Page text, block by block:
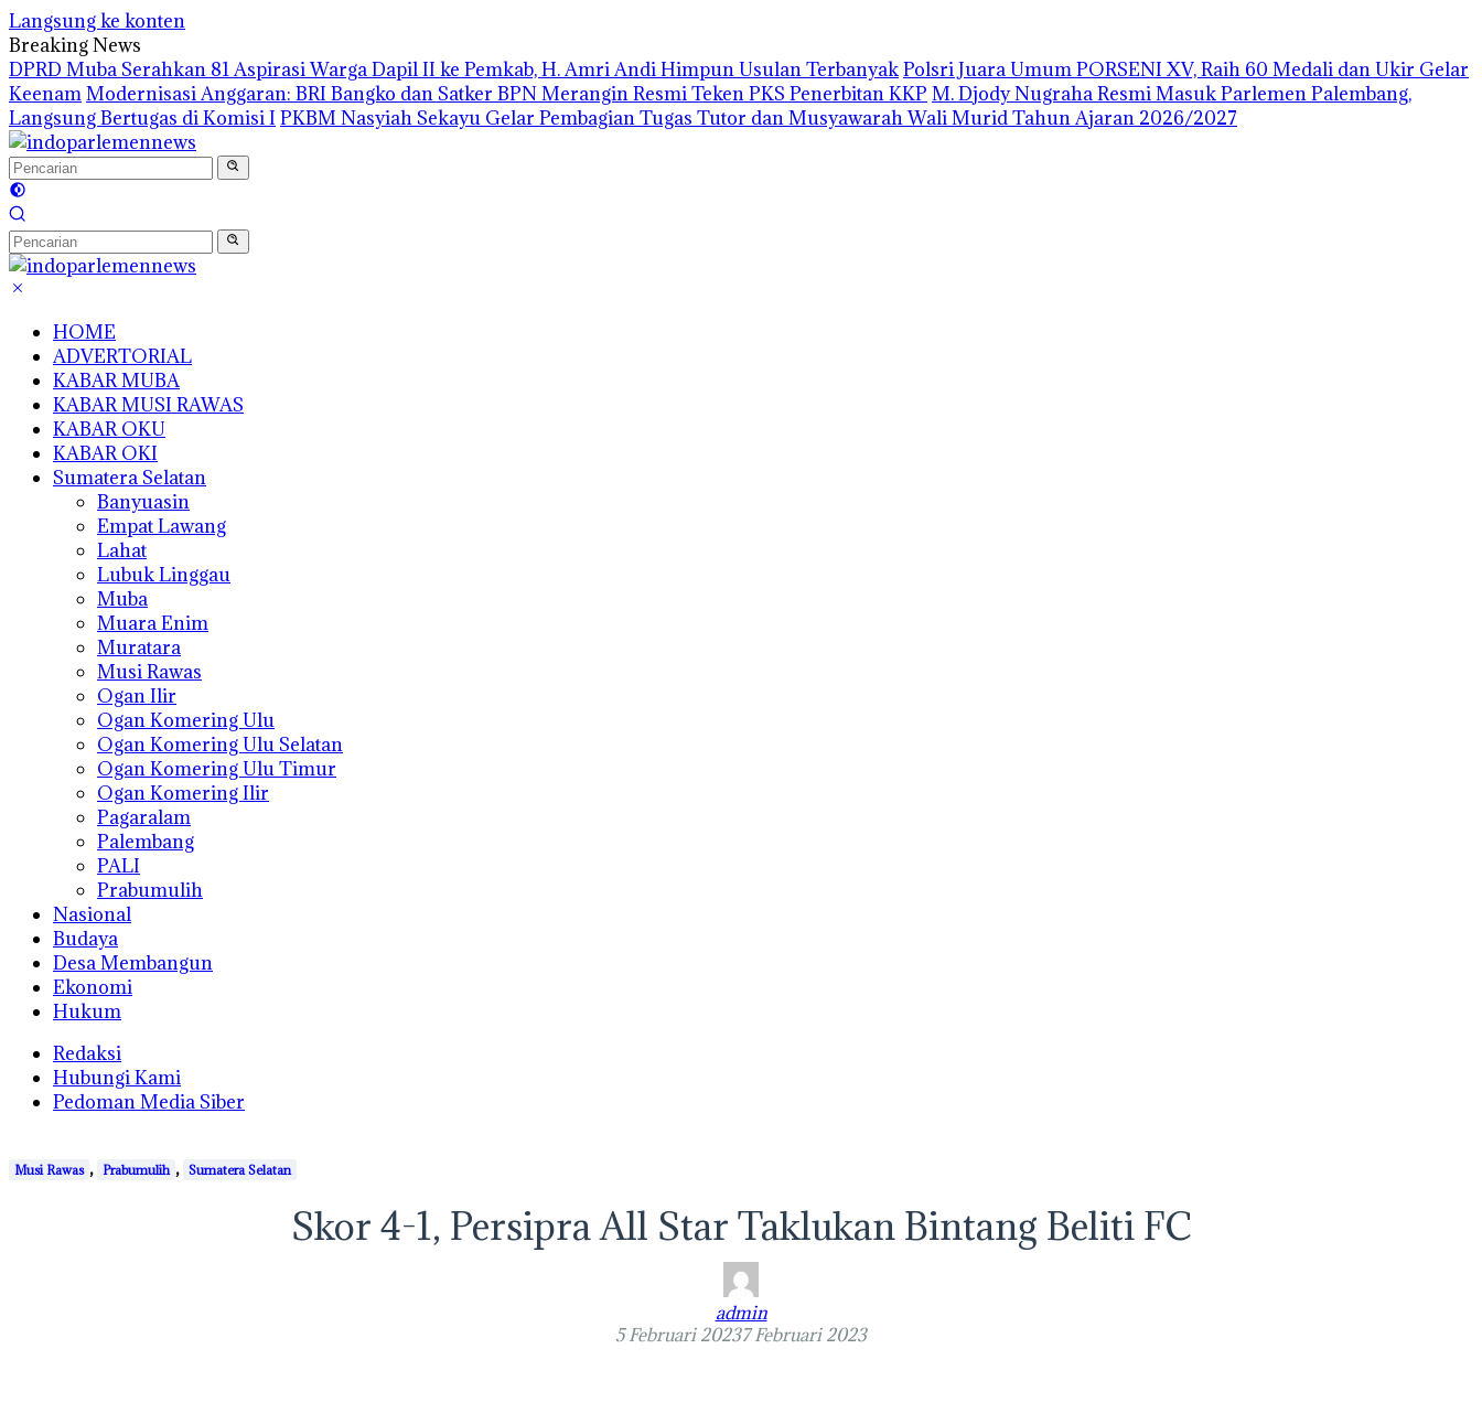
Langsung ke konten
Breaking News
DPRD Muba Serahkan 81 Aspirasi Warga Dapil II ke Pemkab, H. Amri Andi Himpun Usulan TerbanyakPolsri Juara Umum PORSENI XV, Raih 60 Medali dan Ukir Gelar
KeenamModernisasi Anggaran: BRI Bangko dan Satker BPN Merangin Resmi Teken PKS Penerbitan KKP M. Djody Nugraha Resmi Masuk Parlemen Palembang,
Langsung Bertugas di Komisi I PKBM Nasyiah Sekayu Gelar Pembagian Tugas Tutor dan Musyawarah Wali Murid Tahun Ajaran 2026/2027
HOME
ADVERTORIAL
KABAR MUBA
KABAR MUSI RAWAS
KABAR OKU
KABAR OKI
Sumatera Selatan
Banyuasin
Empat Lawang
Lahat
Lubuk Linggau
Muba
Muara Enim
Muratara
Musi Rawas
Ogan Ilir
Ogan Komering Ulu
Ogan Komering Ulu Selatan
Ogan Komering Ulu Timur
Ogan Komering Ilir
Pagaralam
Palembang
PALI
Prabumulih
Nasional
Budaya
Desa Membangun
Ekonomi
Hukum
Redaksi
Hubungi Kami
Pedoman Media Siber
Musi Rawas , Prabumulih , Sumatera Selatan
Skor 4-1, Persipra All Star Taklukan Bintang Beliti FC
admin
5 Februari 20237 Februari 2023